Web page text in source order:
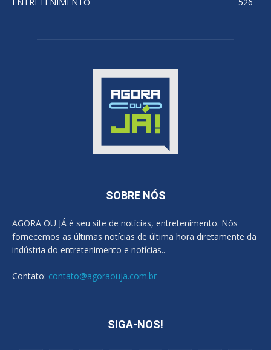
SOBRE NÓS
AGORA OU JÁ é seu site de notícias, entretenimento. Nós
fornecemos as últimas notícias de última hora diretamente da
indústria do entretenimento e notícias..
Contato: contato@agoraouja.com.br
SIGA-NOS!